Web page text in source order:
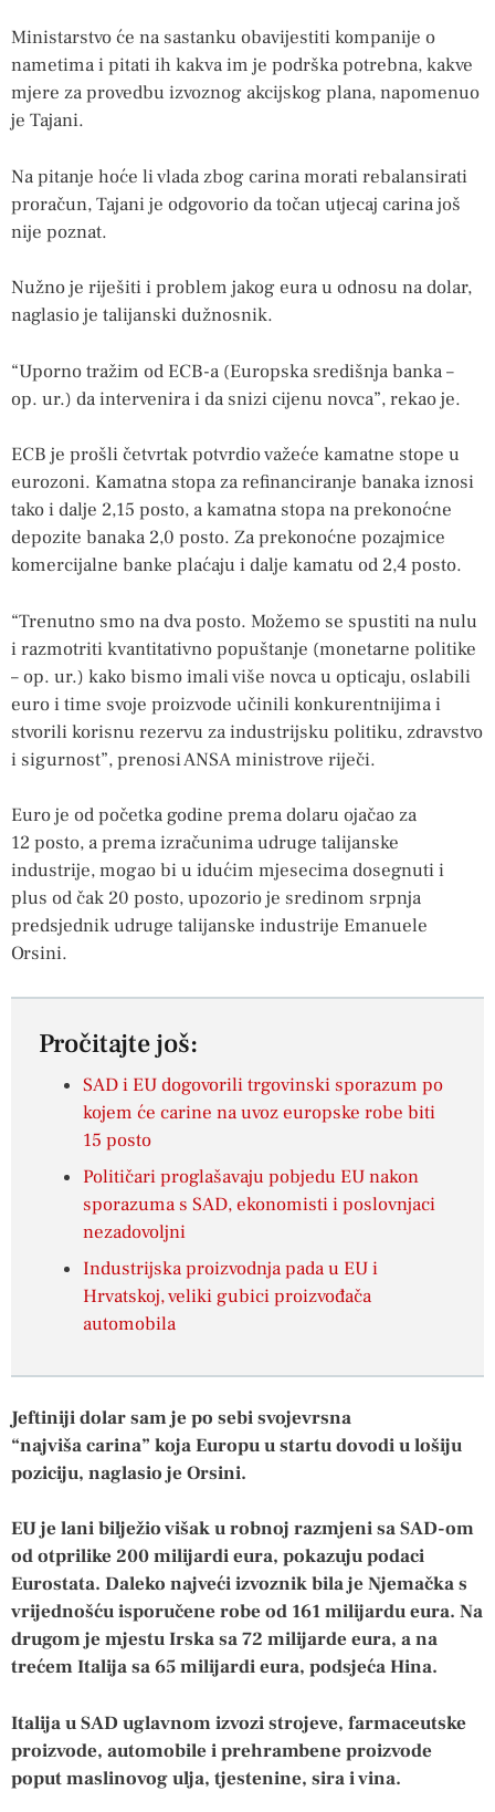
Ministarstvo će na sastanku obavijestiti kompanije o
nametima i pitati ih kakva im je podrška potrebna, kakve
mjere za provedbu izvoznog akcijskog plana, napomenuo
je Tajani.
Na pitanje hoće li vlada zbog carina morati rebalansirati
proračun, Tajani je odgovorio da točan utjecaj carina još
nije poznat.
Nužno je riješiti i problem jakog eura u odnosu na dolar,
naglasio je talijanski dužnosnik.
“Uporno tražim od ECB-a (Europska središnja banka –
op. ur.) da intervenira i da snizi cijenu novca”, rekao je.
ECB je prošli četvrtak potvrdio važeće kamatne stope u
eurozoni. Kamatna stopa za refinanciranje banaka iznosi
tako i dalje 2,15 posto, a kamatna stopa na prekonoćne
depozite banaka 2,0 posto. Za prekonoćne pozajmice
komercijalne banke plaćaju i dalje kamatu od 2,4 posto.
“Trenutno smo na dva posto. Možemo se spustiti na nulu
i razmotriti kvantitativno popuštanje (monetarne politike
– op. ur.) kako bismo imali više novca u opticaju, oslabili
euro i time svoje proizvode učinili konkurentnijima i
stvorili korisnu rezervu za industrijsku politiku, zdravstvo
i sigurnost”, prenosi ANSA ministrove riječi.
Euro je od početka godine prema dolaru ojačao za
12 posto, a prema izračunima udruge talijanske
industrije, mogao bi u idućim mjesecima dosegnuti i
plus od čak 20 posto, upozorio je sredinom srpnja
predsjednik udruge talijanske industrije Emanuele
Orsini.
Pročitajte još:
SAD i EU dogovorili trgovinski sporazum po
kojem će carine na uvoz europske robe biti
15 posto
Političari proglašavaju pobjedu EU nakon
sporazuma s SAD, ekonomisti i poslovnjaci
nezadovoljni
Industrijska proizvodnja pada u EU i
Hrvatskoj, veliki gubici proizvođača
automobila
Jeftiniji dolar sam je po sebi svojevrsna
“najviša carina” koja Europu u startu dovodi u lošiju
poziciju, naglasio je Orsini.
EU je lani bilježio višak u robnoj razmjeni sa SAD-om
od otprilike 200 milijardi eura, pokazuju podaci
Eurostata. Daleko najveći izvoznik bila je Njemačka s
vrijednošću isporučene robe od 161 milijardu eura. Na
drugom je mjestu Irska sa 72 milijarde eura, a na
trećem Italija sa 65 milijardi eura, podsjeća Hina.
Italija u SAD uglavnom izvozi strojeve, farmaceutske
proizvode, automobile i prehrambene proizvode
poput maslinovog ulja, tjestenine, sira i vina.